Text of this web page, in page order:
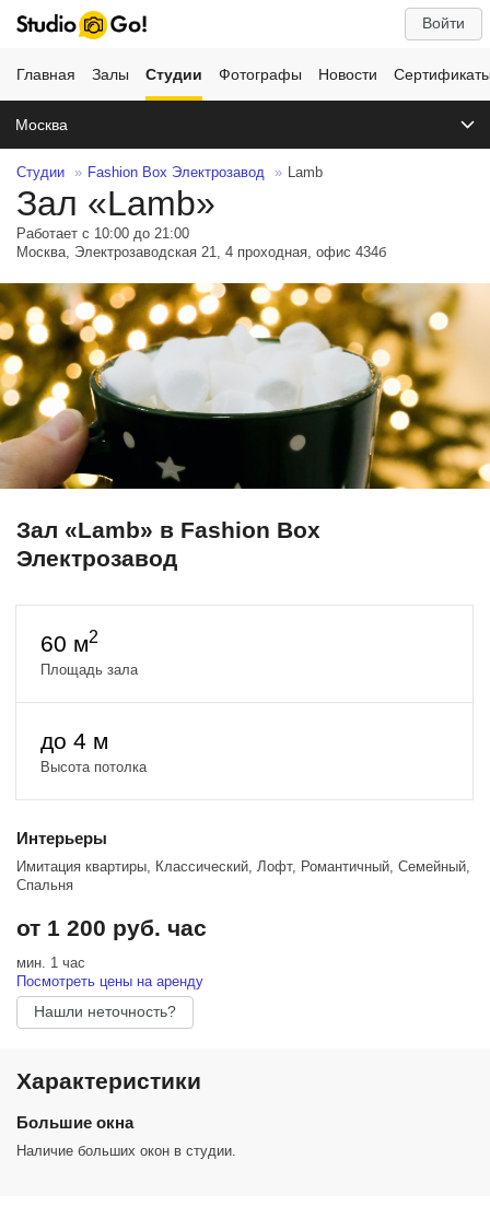
Войти
Главная Залы Студии Фотографы Новости
Москва
Студии Fashion Box Электрозавод Lamb
Зал «Lamb»
Работает с 10:00 до 21:00
Москва, Электрозаводская 21, 4 проходная, офис 434б
Зал «Lamb» в Fashion Box
Электрозавод
60 м2
Площадь зала
до 4 м
Высота потолка
Интерьеры
Имитация квартиры, Классический, Лофт, Романтичный, Семейный,
Спальня
от 1 200 руб. час
мин. 1 час
Посмотреть цены на аренду
Нашли неточность?
Характеристики
Большие окна
Наличие больших окон в студии.